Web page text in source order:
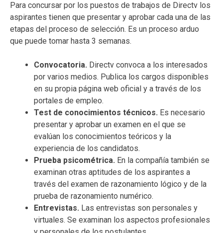
Para concursar por los puestos de trabajos de Directv los
aspirantes tienen que presentar y aprobar cada una de las
etapas del proceso de selección. Es un proceso arduo
que puede tomar hasta 3 semanas.
Convocatoria. Directv convoca a los interesados
por varios medios. Publica los cargos disponibles
en su propia página web oficial y a través de los
portales de empleo.
Test de conocimientos técnicos. Es necesario
presentar y aprobar un examen en el que se
evalúan los conocimientos teóricos y la
experiencia de los candidatos.
Prueba psicométrica. En la compañía también se
examinan otras aptitudes de los aspirantes a
través del examen de razonamiento lógico y de la
prueba de razonamiento numérico.
Entrevistas. Las entrevistas son personales y
virtuales. Se examinan los aspectos profesionales